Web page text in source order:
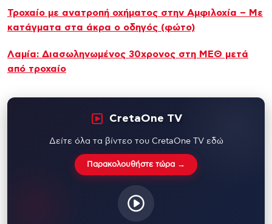
Τροχαίο με ανατροπή οχήματος στην Αμφιλοχία – Με
κατάγματα στα άκρα ο οδηγός (φώτο)
Λαμία: Διασωληνωμένος 30χρονος στη ΜΕΘ μετά
από τροχαίο
CretaOne TV
Δείτε όλα τα βίντεο του CretaOne TV εδώ
Παρακολουθήστε τώρα →